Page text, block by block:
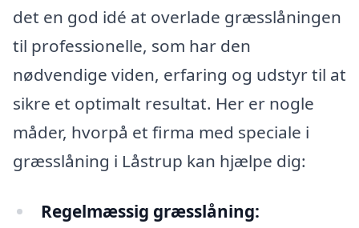
det en god idé at overlade græsslåningen
til professionelle, som har den
nødvendige viden, erfaring og udstyr til at
sikre et optimalt resultat. Her er nogle
måder, hvorpå et firma med speciale i
græsslåning i Låstrup kan hjælpe dig:
Regelmæssig græsslåning: